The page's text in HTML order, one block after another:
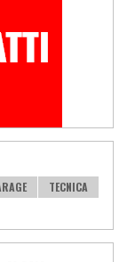
TECNICA